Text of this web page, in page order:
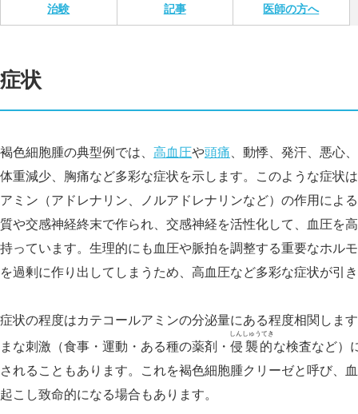
治験 記事 医師の方へ
症状
褐色細胞腫の典型例では、 高血圧や頭痛、動悸、発汗、悪心
体重減少、胸痛など多彩な症状を示します。このような症状
アミン（アドレナリン、ノルアドレナリンなど）の作用によ
質や交感神経終末で作られ、交感神経を活性化して、血圧を
持っています。生理的にも血圧や脈拍を調整する重要なホル
を過剰に作り出してしまうため、高血圧など多彩な症状が引
症状の程度はカテコールアミンの分泌量にある程度相関しま
まな刺激（食事・運動・ある種の薬剤・ 侵襲的
しんしゅうてき
な検査など）
されることもあります。これを褐色細胞腫クリーゼと呼び、
起こし致命的になる場合もあります。